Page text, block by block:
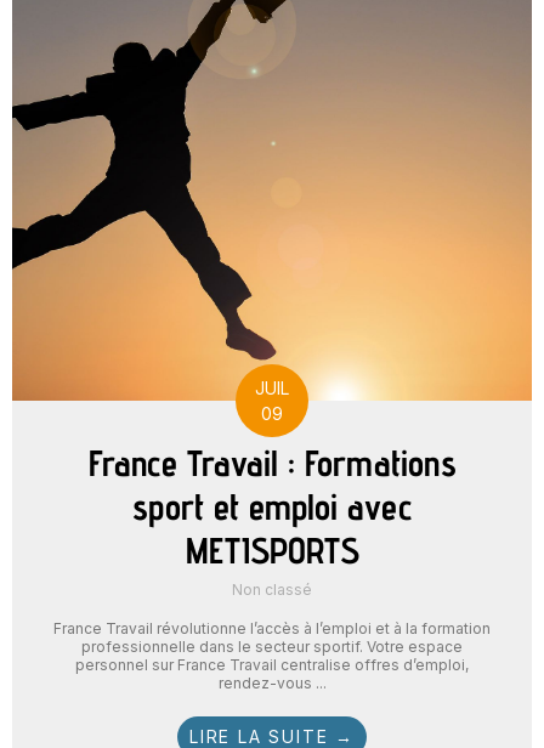
JUIL
09
France Travail : Formations
sport et emploi avec
METISPORTS
Non classé
France Travail révolutionne l’accès à l’emploi et à la formation
professionnelle dans le secteur sportif. Votre espace
personnel sur France Travail centralise offres d’emploi,
rendez-vous ...
LIRE LA SUITE →